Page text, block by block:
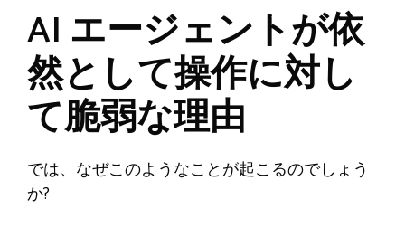
AI エージェントが依
然として操作に対し
て脆弱な理由
では、なぜこのようなことが起こるのでしょう
か?